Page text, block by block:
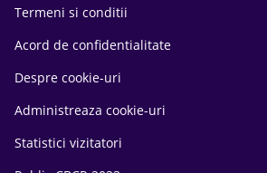
Termeni si conditii
Acord de confidentialitate
Despre cookie-uri
Administreaza cookie-uri
Statistici vizitatori